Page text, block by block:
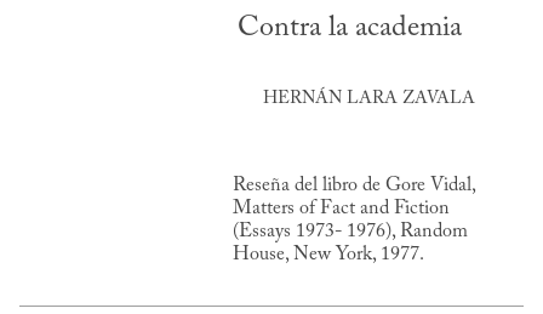
Contra la academia
HERNÁN LARA ZAVALA
Reseña del libro de Gore Vidal,
Matters of Fact and Fiction
(Essays 1973- 1976), Random
House, New York, 1977.